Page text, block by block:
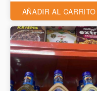
AÑADIR AL CARRITO